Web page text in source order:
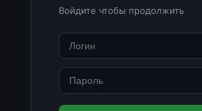
Войдите чтобы продолжить